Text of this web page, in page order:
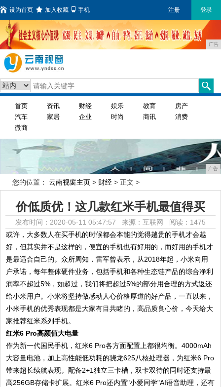
设为首页 加入收藏 手机 注册 登录
广告
首页 资讯 财经 娱乐 教育
房产
汽车
家居 企业 时尚 商讯
消费
微商
广告
您的位置： 云南视窗主页 > 财经 > 正文 >
价低质优！这几款红米手机最值得买
发布时间：2020-05-11 05:47:57 来源：互联网 阅读：1475
或许，大多数人在买手机的时候都会本能的觉得越贵的手机才会越
好，但其实并不是这样的，便宜的手机也有好用的，而好用的手机才
是最适合自己的。众所周知，雷军曾表示，从2018年起，小米向用
户承诺，每年整体硬件业务，包括手机和各种生态链产品的综合净利
润率不超过5%，如超过，我们将把超过5%的部分用合理的方式返还
给小米用户。小米将坚持做感动人心价格厚道的好产品，一直以来，
小米手机的优秀表现都是大家有目共睹的，高品质良心价，今天给大
家推荐红米系列手机。
红米6 Pro高颜值大电量
作为新一代国民手机，红米6 Pro各方面配置上都很均衡。4000mAh
大容量电池，加上高性能低功耗的骁龙625八核处理器，为红米6 Pro
带来超长续航表现。配备2+1独立三卡槽，双卡双待的同时还支持最
高256GB存储卡扩展。红米6 Pro还内置"小爱同学"AI语音助理，还有